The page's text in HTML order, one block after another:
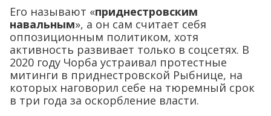
Его называют «приднестровским
навальным», а он сам считает себя
оппозиционным политиком, хотя
активность развивает только в соцсетях. В
2020 году Чорба устраивал протестные
митинги в приднестровской Рыбнице, на
которых наговорил себе на тюремный срок
в три года за оскорбление власти.